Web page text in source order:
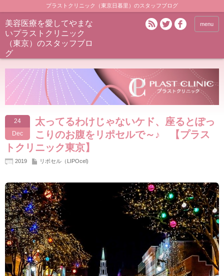
プラストクリニック（東京日暮里）のスタッフブログ
美容医療を愛してやまな
いプラストクリニック
（東京）のスタッフブロ
グ
menu
24
Dec
太ってるわけじゃないケド、座るとぽっ
こりのお腹をリポセルで～♪ 【プラス
トクリニック東京】
2019 リポセル（LIPOcel)